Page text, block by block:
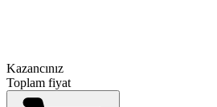
Kazancınız
Toplam fiyat